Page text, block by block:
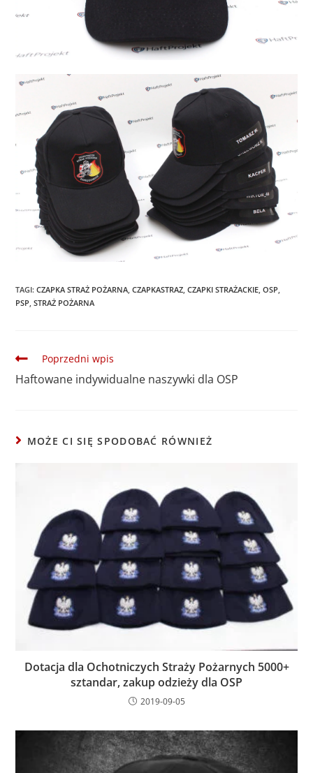
TAGI:CZAPKA STRAŻ POŻARNA, CZAPKASTRAZ, CZAPKI STRAŻACKIE, OSP,
PSP, STRAŻ POŻARNA
Poprzedni wpis
Haftowane indywidualne naszywki dla OSP
MOŻE CI SIĘ SPODOBAĆ RÓWNIEŻ
Dotacja dla Ochotniczych Straży Pożarnych 5000+
sztandar, zakup odzieży dla OSP
2019-09-05